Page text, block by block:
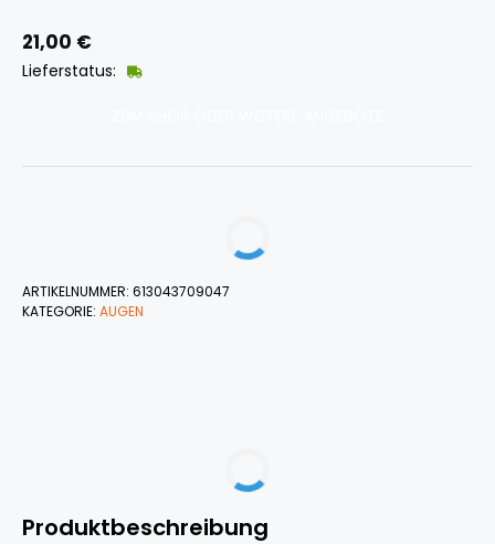
21,00 €
Lieferstatus:
ARTIKELNUMMER: 613043709047
KATEGORIE: AUGEN
Produktbeschreibung